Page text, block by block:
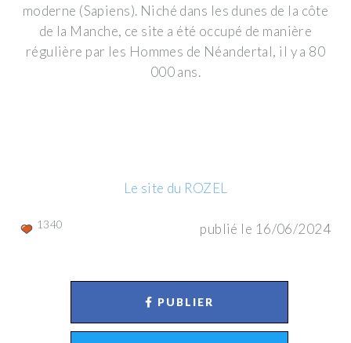
moderne (Sapiens). Niché dans les dunes de la côte
de la Manche, ce site a été occupé de manière
régulière par les Hommes de Néandertal, il y a 80
000 ans.
Le site du ROZEL
publié le 16/06/2024
1340
PUBLIER